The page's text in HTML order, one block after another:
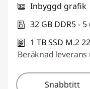
Inbyggd grafik
32 GB DDR5 -
1 TB SSD M.2
Beräknad
Snabbtitt